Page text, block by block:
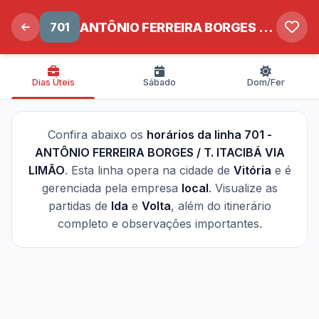
701 ANTÔNIO FERREIRA BORGES / T. ITACIBÁ VIA LIMÃO
Dias Úteis Sábado Dom/Fer
Confira abaixo os horários da linha 701 -
ANTÔNIO FERREIRA BORGES / T. ITACIBÁ VIA
LIMÃO. Esta linha opera na cidade de Vitória e é
gerenciada pela empresa local. Visualize as
partidas de Ida e Volta, além do itinerário
completo e observações importantes.